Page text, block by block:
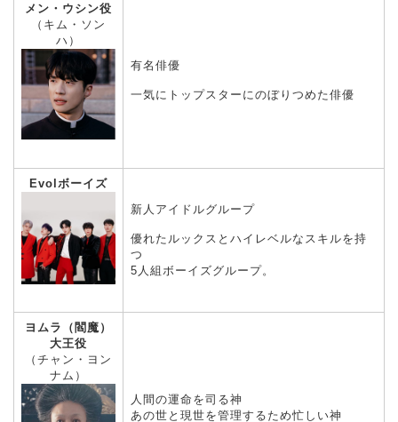
メン・ウシン役
（キム・ソン
ハ）
有名俳優
一気にトップスターにのぼりつめた俳優
Evolボーイズ
新人アイドルグループ
優れたルックスとハイレベルなスキルを持
つ
5人組ボーイズグループ。
ヨムラ（閻魔）
大王役
（チャン・ヨン
ナム）
人間の運命を司る神
あの世と現世を管理するため忙しい神